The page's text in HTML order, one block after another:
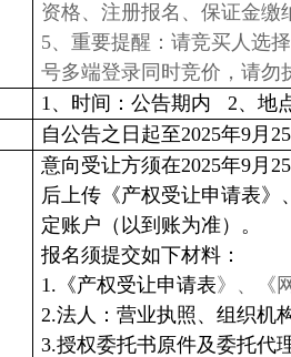
资格、注册报名、保证金缴
5、重要提醒：请竞买人选
号多端登录同时竞价，请勿
1、时间：公告期内 2、地
自公告之日起至2025年9月
意向受让方须在2025年9月
后上传《产权受让申请表
定账户（以到账为准）。
报名须提交如下材料：
1.《产权受让申请表》、《
2.法人：营业执照、组织机
3.授权委托书原件及委托代